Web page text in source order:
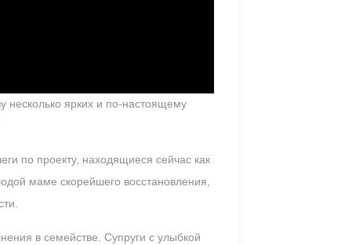
несколько ярких и по-настоящему
по проекту, находящиеся сейчас как
маме скорейшего восстановления,
в семействе. Супруги с улыбкой